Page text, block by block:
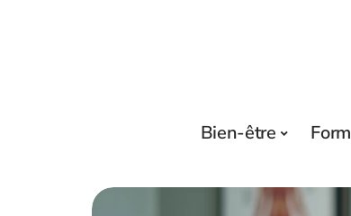
Bien-être